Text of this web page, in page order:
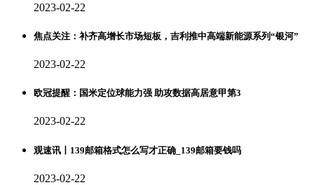
2023-02-22
焦点关注：补齐高增长市场短板，吉利推中高端新能源系列“银河”
2023-02-22
欧冠提醒：国米定位球能力强 助攻数据高居意甲第3
2023-02-22
观速讯丨139邮箱格式怎么写才正确_139邮箱要钱吗
2023-02-22